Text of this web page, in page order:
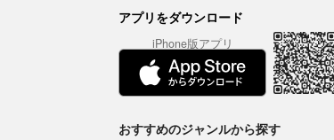
アプリをダウンロード
iPhone版アプリ
おすすめのジャンルから探す